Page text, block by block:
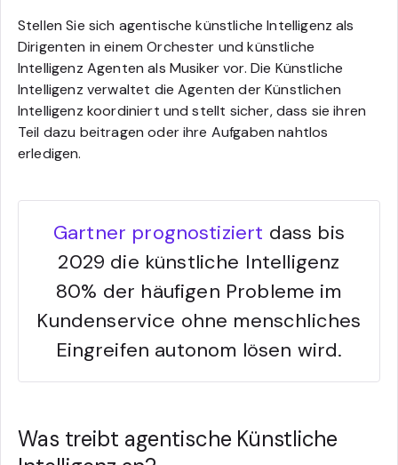
Stellen Sie sich agentische künstliche Intelligenz als
Dirigenten in einem Orchester und künstliche
Intelligenz Agenten als Musiker vor. Die Künstliche
Intelligenz verwaltet die Agenten der Künstlichen
Intelligenz koordiniert und stellt sicher, dass sie ihren
Teil dazu beitragen oder ihre Aufgaben nahtlos
erledigen.
Gartner prognostiziert dass bis
2029 die künstliche Intelligenz
80% der häufigen Probleme im
Kundenservice ohne menschliches
Eingreifen autonom lösen wird.
Was treibt agentische Künstliche